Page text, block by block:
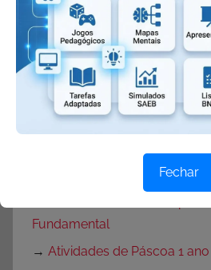
→Máscaras de Coelhinho
Máscaras de Páscoa
→Lembrancinhas de Páscoa
Lembrancinhas de
Lembrancinhas de Páscoa
Atividades de Páscoa
Fundamental
→ Atividades de Páscoa 1 ano
Fechar